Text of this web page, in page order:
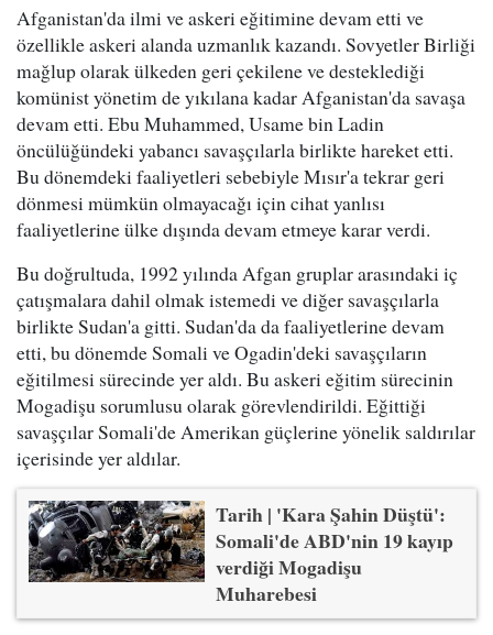
Afganistan'da ilmi ve askeri eğitimine devam etti ve
özellikle askeri alanda uzmanlık kazandı. Sovyetler Birliği
mağlup olarak ülkeden geri çekilene ve desteklediği
komünist yönetim de yıkılana kadar Afganistan'da savaşa
devam etti. Ebu Muhammed, Usame bin Ladin
öncülüğündeki yabancı savaşçılarla birlikte hareket etti.
Bu dönemdeki faaliyetleri sebebiyle Mısır'a tekrar geri
dönmesi mümkün olmayacağı için cihat yanlısı
faaliyetlerine ülke dışında devam etmeye karar verdi.
Bu doğrultuda, 1992 yılında Afgan gruplar arasındaki iç
çatışmalara dahil olmak istemedi ve diğer savaşçılarla
birlikte Sudan'a gitti. Sudan'da da faaliyetlerine devam
etti, bu dönemde Somali ve Ogadin'deki savaşçıların
eğitilmesi sürecinde yer aldı. Bu askeri eğitim sürecinin
Mogadişu sorumlusu olarak görevlendirildi. Eğittiği
savaşçılar Somali'de Amerikan güçlerine yönelik saldırılar
içerisinde yer aldılar.
Tarih | 'Kara Şahin Düştü':
Somali'de ABD'nin 19 kayıp
verdiği Mogadişu
Muharebesi